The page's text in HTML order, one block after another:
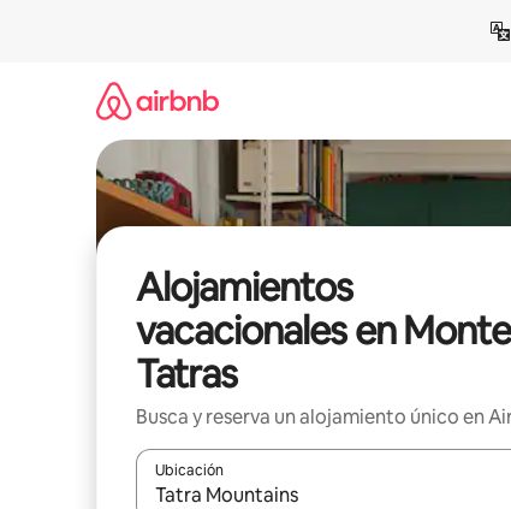
Alojamientos
vacacionales en
Tatras
Busca y reserva un alojamiento único en
Ubicación
Cuando los resultados estén disponibles,